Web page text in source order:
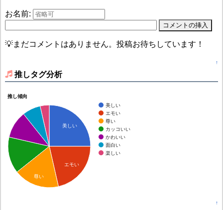
お名前:
💡まだコメントはありません。投稿お待ちしています！
↑
推しタグ分析
推し傾向
美しい
エモい
尊い
カッコいい
かわいい
面白い
楽しい
美しい
エモい
尊い
↑